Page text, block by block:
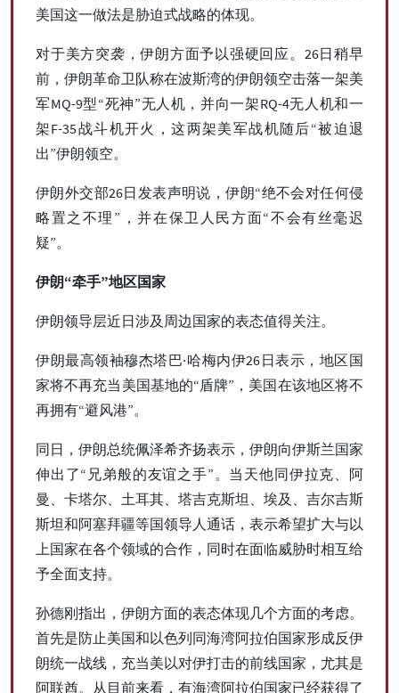
美国这一做法是胁迫式战略的体现。
对于美方突袭，伊朗方面予以强硬回应。26日稍早
前，伊朗革命卫队称在波斯湾的伊朗领空击落一架美
军MQ-9型“死神”无人机，并向一架RQ-4无人机和一
架F-35战斗机开火，这两架美军战机随后“被迫退
出”伊朗领空。
伊朗外交部26日发表声明说，伊朗“绝不会对任何侵
略置之不理”，并在保卫人民方面“不会有丝毫迟
疑”。
伊朗“牵手”地区国家
伊朗领导层近日涉及周边国家的表态值得关注。
伊朗最高领袖穆杰塔巴·哈梅内伊26日表示，地区国
家将不再充当美国基地的“盾牌”，美国在该地区将不
再拥有“避风港”。
同日，伊朗总统佩泽希齐扬表示，伊朗向伊斯兰国家
伸出了“兄弟般的友谊之手”。当天他同伊拉克、阿
曼、卡塔尔、土耳其、塔吉克斯坦、埃及、吉尔吉斯
斯坦和阿塞拜疆等国领导人通话，表示希望扩大与以
上国家在各个领域的合作，同时在面临威胁时相互给
予全面支持。
孙德刚指出，伊朗方面的表态体现几个方面的考虑。
首先是防止美国和以色列同海湾阿拉伯国家形成反伊
朗统一战线，充当美以对伊打击的前线国家，尤其是
阿联酋。从目前来看，有海湾阿拉伯国家已经获得了